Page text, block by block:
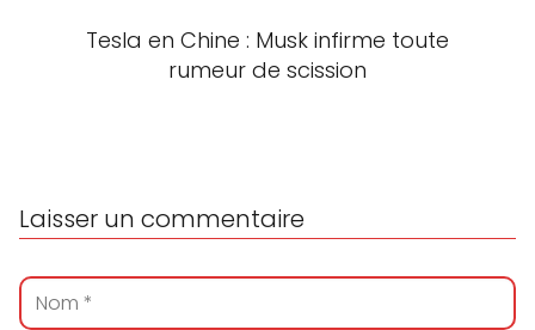
Tesla en Chine : Musk infirme toute
rumeur de scission
Laisser un commentaire